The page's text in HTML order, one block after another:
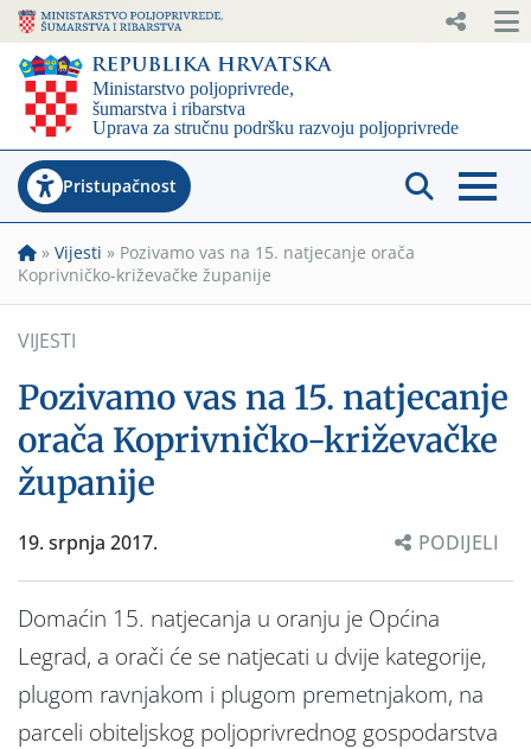
Pristupačnost
» Vijesti » Pozivamo vas na 15. natjecanje orača
Koprivničko-križevačke županije
VIJESTI
Pozivamo vas na 15. natjecanje
orača Koprivničko-križevačke
županije
19. srpnja 2017. PODIJELI
Domaćin 15. natjecanja u oranju je Općina
Legrad, a orači će se natjecati u dvije kategorije,
plugom ravnjakom i plugom premetnjakom, na
parceli obiteljskog poljoprivrednog gospodarstva